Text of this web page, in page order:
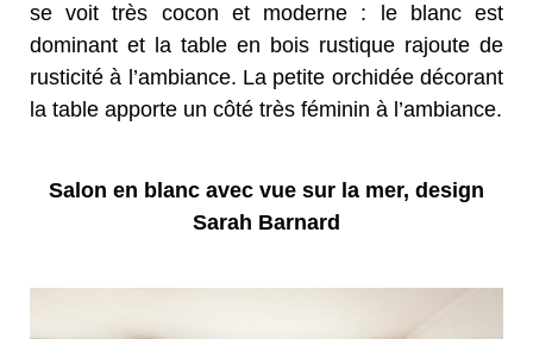
se voit très cocon et moderne : le blanc est
dominant et la table en bois rustique rajoute de
rusticité à l’ambiance. La petite orchidée décorant
la table apporte un côté très féminin à l’ambiance.
Salon en blanc avec vue sur la mer, design
Sarah Barnard